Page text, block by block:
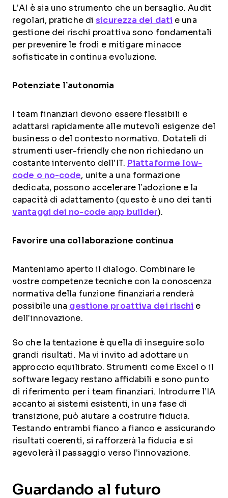
L’AI è sia uno strumento che un bersaglio. Audit
regolari, pratiche di sicurezza dei dati e una
gestione dei rischi proattiva sono fondamentali
per prevenire le frodi e mitigare minacce
sofisticate in continua evoluzione.
Potenziate l’autonomia
I team finanziari devono essere flessibili e
adattarsi rapidamente alle mutevoli esigenze del
business o del contesto normativo. Dotateli di
strumenti user-friendly che non richiedano un
costante intervento dell’IT. Piattaforme low-
code o no-code, unite a una formazione
dedicata, possono accelerare l’adozione e la
capacità di adattamento (questo è uno dei tanti
vantaggi dei no-code app builder).
Favorire una collaborazione continua
Manteniamo aperto il dialogo. Combinare le
vostre competenze tecniche con la conoscenza
normativa della funzione finanziaria renderà
possibile una gestione proattiva dei rischi e
dell’innovazione.
So che la tentazione è quella di inseguire solo
grandi risultati. Ma vi invito ad adottare un
approccio equilibrato. Strumenti come Excel o il
software legacy restano affidabili e sono punto
di riferimento per i team finanziari. Introdurre l’IA
accanto ai sistemi esistenti, in una fase di
transizione, può aiutare a costruire fiducia.
Testando entrambi fianco a fianco e assicurando
risultati coerenti, si rafforzerà la fiducia e si
agevolerà il passaggio verso l’innovazione.
Guardando al futuro